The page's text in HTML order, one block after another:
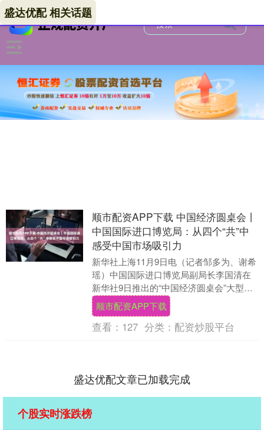
盛达优配 相关话题
顺市配资APP下载 中国经济圆桌会丨
中国国际进口博览局：从四个“共”中
感受中国市场吸引力
新华社上海11月9日电（记者邹多为、谢希
瑶）中国国际进口博览局副局长李国清在
新华社9日推出的“中国经济圆桌会”大型全
媒体访谈节目中表示，八年来，进博会持
续释放“....
顺市配资APP下载
查看： 127 分类： 配资炒股平台
盛达优配文章已加载完成
个股实时涨跌榜